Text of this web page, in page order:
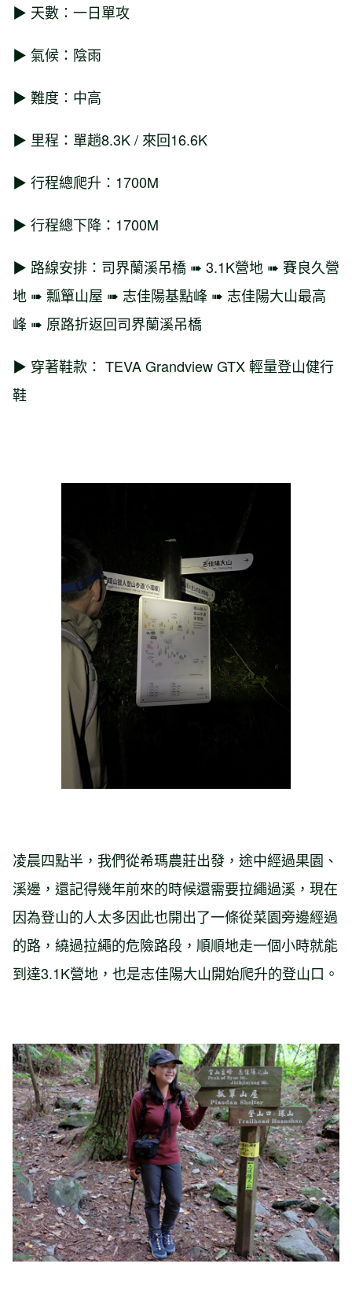
▶ 天數：一日單攻
▶ 氣候：陰雨
▶ 難度：中高
▶ 里程：單趟8.3K / 來回16.6K
▶ 行程總爬升：1700M
▶ 行程總下降：1700M
▶ 路線安排：司界蘭溪吊橋 ➠ 3.1K營地 ➠ 賽良久營
地 ➠ 瓢簞山屋 ➠ 志佳陽基點峰 ➠ 志佳陽大山最高
峰 ➠ 原路折返回司界蘭溪吊橋
▶ 穿著鞋款： TEVA Grandview GTX 輕量登山健行
鞋
凌晨四點半，我們從希瑪農莊出發，途中經過果園、
溪邊，還記得幾年前來的時候還需要拉繩過溪，現在
因為登山的人太多因此也開出了一條從菜園旁邊經過
的路，繞過拉繩的危險路段，順順地走一個小時就能
到達3.1K營地，也是志佳陽大山開始爬升的登山口。